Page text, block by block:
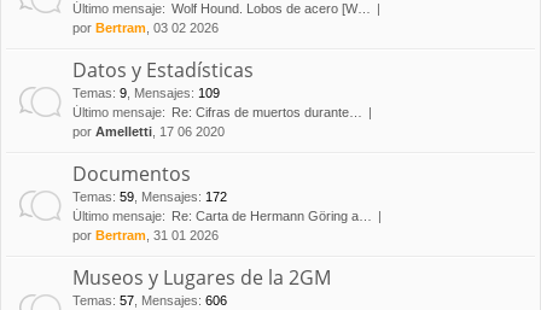
Último mensaje: Wolf Hound. Lobos de acero [W…
por Bertram , 03 02 2026
Datos y Estadísticas
Temas: 9 Mensajes: 109
Último mensaje:
Re: Cifras de muertos durante…
por Amelletti , 17 06 2020
Documentos
Temas: 59 Mensajes: 172
Último mensaje:
Re: Carta de Hermann Göring a…
por Bertram , 31 01 2026
Museos y Lugares de la 2GM
Temas: 57 Mensajes: 606